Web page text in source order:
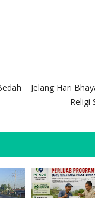
Jelang Hari
Religi